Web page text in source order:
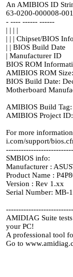
An AMIBIOS ID
63-0200-000008-
- ---- ------ ------
| | | |
| | | Chipset/BIOS Info
| | BIOS Build Date
| Manufacturer ID
BIOS ROM
AMIBIOS ROM
BIOS Build Date:
Motherboard
AMIBIOS Build Tag:
AMIBIOS Project
For more
i.com/support/
SMBIOS info:
Manufacturer :
Product Name :
Version : Rev 1.xx
Serial Number: MB-
AMIDIAG Suite
your PC!
A professional tool
Go to